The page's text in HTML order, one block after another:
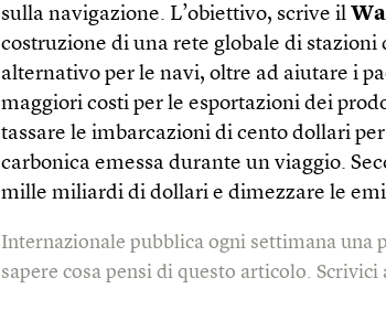
sulla navigazione. L’obiettivo, scrive il
costruzione di una rete globale di
alternativo per le navi, oltre ad aiutare i
maggiori costi per le esportazioni dei
tassare le imbarcazioni di cento dollari
carbonica emessa durante un viaggio.
mille miliardi di dollari e dimezzare le
Internazionale pubblica ogni settimana una
sapere cosa pensi di questo articolo. Scrivici